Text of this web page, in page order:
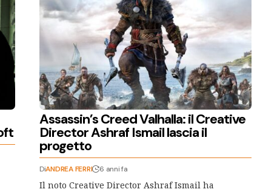
Assassin’s Creed Valhalla: il Creative
Director Ashraf Ismail lascia il
progetto
DiANDREA FERRI 6 anni fa
Il noto Creative Director Ashraf Ismail ha